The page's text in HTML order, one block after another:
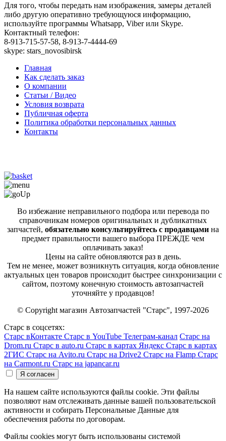
Для того, чтобы передать нам изображения, замеры деталей
либо другую оперативно требующуюся информацию,
используйте программы Whatsapp, Viber или Skype.
Контактный телефон:
8-913-715-57-58, 8-913-7-4444-69
skype: stars_novosibirsk
Главная
Как сделать заказ
О компании
Статьи / Видео
Условия возврата
Публичная оферта
Политика обработки персональных данных
Контакты
Во избежание неправильного подбора или перевода по
справочникам номеров оригинальных и дубликатных
запчастей, обязательно консультируйтесь с продавцами на
предмет правильности вашего выбора ПРЕЖДЕ чем
оплачивать заказ!
Цены на сайте обновляются раз в день.
Тем не менее, может возникнуть ситуация, когда обновление
актуальных цен товаров происходит быстрее синхронизации с
сайтом, поэтому конечную стоимость автозапчастей
уточняйте у продавцов!
© Copyright магазин Автозапчастей "Старс", 1997-2026
Старс в соцсетях:
Старс вКонтакте Старс в YouTube Телеграм-канал Старс на
Drom.ru Старс в auto.ru Старс в картах Яндекс Старс в картах
2ГИС Старс на Avito.ru Старс на Drive2 Старс на Flamp Старс
на Carmont.ru Старс на japancar.ru
На нашем сайте используются файлы cookie. Эти файлы
позволяют нам отслеживать данные вашей пользовательской
активности и собирать Персональные Данные для
обеспечения работы по договорам.
Файлы cookies могут быть использованы системой